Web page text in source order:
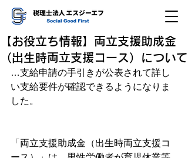
【お役立ち情報】両立支援助成金
（出生時両立支援コース）について
…支給申請の手引きが公表されて詳し
い支給要件が確認できるようになりま
した。
「両立支援助成金（出生時両立支援コ